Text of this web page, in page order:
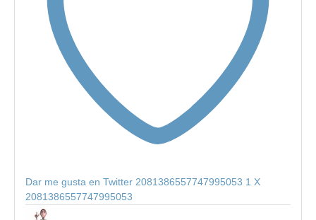
Dar me gusta en Twitter 2081386557747995053 1 X
2081386557747995053